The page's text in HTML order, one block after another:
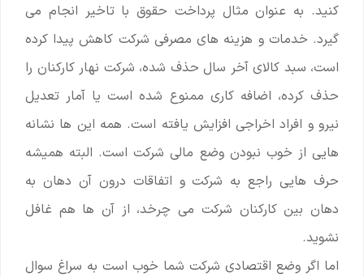
کنید. به عنوان مثال پرداخت حقوق با تاخیر انجام می
گیرد. خدمات و هزینه های مصرفی شرکت کاهش پیدا کرده
است، سبد کالای آخر سال حذف شده، شرکت نهار کارکنان را
حذف کرده، اضافه کاری ممنوع شده است یا آمار تعدیل
نیرو و افراد اخراجی افزایش یافته است. همه این ها نشانه
هایی از خوب نبودن وضع مالی شرکت است. البته همیشه
حرف هایی راجع به شرکت و اتفاقات درون آن دهان به
دهان بین کارکنان شرکت می چرخد، از آن ها هم غافل
نشوید.
اما اگر وضع اقتصادی شرکت شما خوب است به سراغ سوال